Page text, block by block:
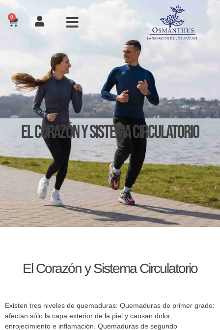
0
El Corazón y Sistema Circulatorio
El Corazón y Sistema Circulatorio
Existen tres niveles de quemaduras: Quemaduras de primer grado:
afectan sólo la capa exterior de la piel y causan dolor,
enrojecimiento e inflamación. Quemaduras de segundo